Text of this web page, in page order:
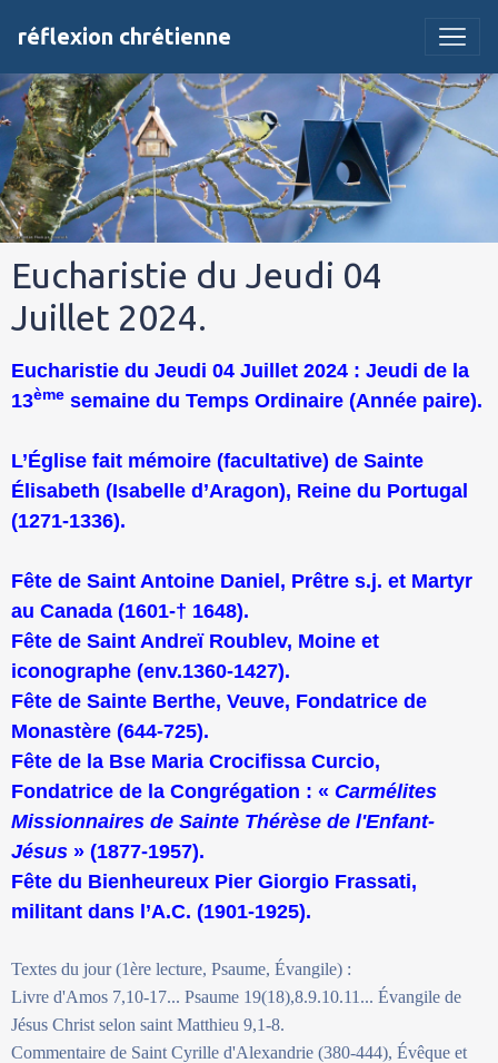
réflexion chrétienne
Eucharistie du Jeudi 04
Juillet 2024.
Eucharistie du Jeudi 04 Juillet 2024 : Jeudi de la
13ème semaine du Temps Ordinaire (Année paire).
L’Église fait mémoire (facultative) de Sainte
Élisabeth (Isabelle d’Aragon), Reine du Portugal
(1271-1336).
Fête de Saint Antoine Daniel, Prêtre s.j. et Martyr
au Canada (1601-† 1648).
Fête de Saint Andreï Roublev, Moine et
iconographe (env.1360-1427).
Fête de Sainte Berthe, Veuve, Fondatrice de
Monastère (644-725).
Fête de la Bse Maria Crocifissa Curcio,
Fondatrice de la Congrégation : « Carmélites
Missionnaires de Sainte Thérèse de l'Enfant-
Jésus » (1877-1957).
Fête du Bienheureux Pier Giorgio Frassati,
militant dans l’A.C. (1901-1925).
Textes du jour (1ère lecture, Psaume, Évangile) :
Livre d'Amos 7,10-17... Psaume 19(18),8.9.10.11... Évangile de
Jésus Christ selon saint Matthieu 9,1-8.
Commentaire de Saint Cyrille d'Alexandrie (380-444), Évêque et